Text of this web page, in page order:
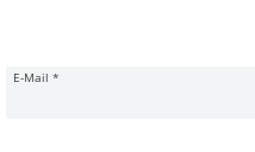
E-Mail *